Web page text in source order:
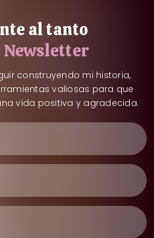
al tanto
Newsletter
construyendo mi historia,
valiosas para que
vida positiva y agradecida.